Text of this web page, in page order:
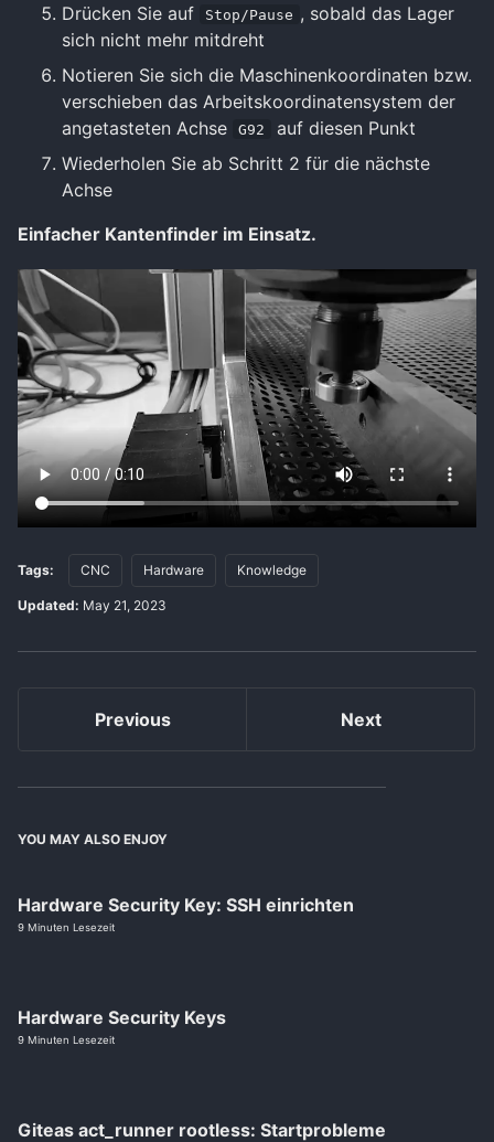
Drücken Sie auf Stop/Pause , sobald das Lager
sich nicht mehr mitdreht
Notieren Sie sich die Maschinenkoordinaten bzw.
verschieben das Arbeitskoordinatensystem der
angetasteten Achse
G92
auf diesen Punkt
Wiederholen Sie ab Schritt 2 für die nächste
Achse
Einfacher Kantenfinder im Einsatz.
Tags: CNC Hardware Knowledge
Updated: May 21, 2023
Previous Next
YOU MAY ALSO ENJOY
Hardware Security Key: SSH einrichten
9 Minuten Lesezeit
Hardware Security Keys
9 Minuten Lesezeit
Giteas act_runner rootless: Startprobleme